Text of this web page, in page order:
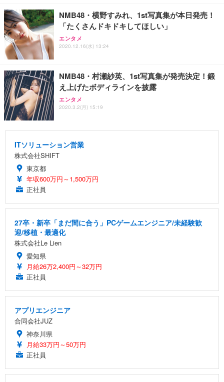
NMB48・横野すみれ、1st写真集が本日発売！
「たくさんドキドキしてほしい」
エンタメ
2020.12.16(水) 13:24
NMB48・村瀬紗英、1st写真集が発売決定！鍛
え上げたボディラインを披露
エンタメ
2020.3.2(月) 15:19
ITソリューション営業
株式会社SHIFT
東京都
年収600万円～1,500万円
正社員
27卒・新卒「まだ間に合う」PCゲームエンジニア/未経験歓
迎/移植・最適化
株式会社Le Lien
愛知県
月給26万2,400円～32万円
正社員
アプリエンジニア
合同会社JUZ
神奈川県
月給33万円～50万円
正社員